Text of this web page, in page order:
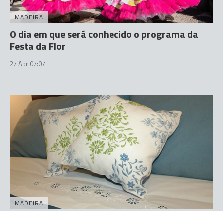
MADEIRA
O dia em que será conhecido o programa da
Festa da Flor
27 Abr 07:07
MADEIRA